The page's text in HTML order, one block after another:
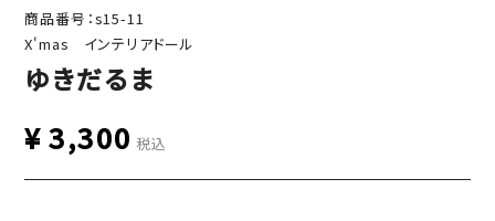
商品番号：s15-11
X'mas インテリアドール
ゆきだるま
¥3,300 税込